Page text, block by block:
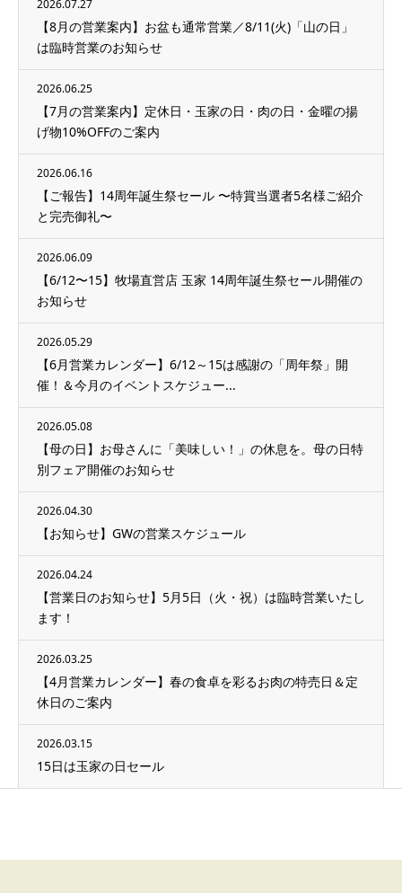
2026.07.27
【8月の営業案内】お盆も通常営業／8/11(火)「山の日」
は臨時営業のお知らせ
2026.06.25
【7月の営業案内】定休日・玉家の日・肉の日・金曜の揚
げ物10%OFFのご案内
2026.06.16
【ご報告】14周年誕生祭セール 〜特賞当選者5名様ご紹介
と完売御礼〜
2026.06.09
【6/12〜15】牧場直営店 玉家 14周年誕生祭セール開催の
お知らせ
2026.05.29
【6月営業カレンダー】6/12～15は感謝の「周年祭」開
催！＆今月のイベントスケジュー...
2026.05.08
【母の日】お母さんに「美味しい！」の休息を。母の日特
別フェア開催のお知らせ
2026.04.30
【お知らせ】GWの営業スケジュール
2026.04.24
【営業日のお知らせ】5月5日（火・祝）は臨時営業いたし
ます！
2026.03.25
【4月営業カレンダー】春の食卓を彩るお肉の特売日＆定
休日のご案内
2026.03.15
15日は玉家の日セール